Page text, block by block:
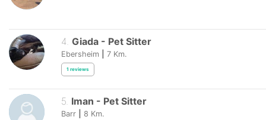
4 Giada - Pet Sitter
Ebersheim 7 Km.
1 reviews
5 Iman - Pet Sitter
Barr 8 Km.